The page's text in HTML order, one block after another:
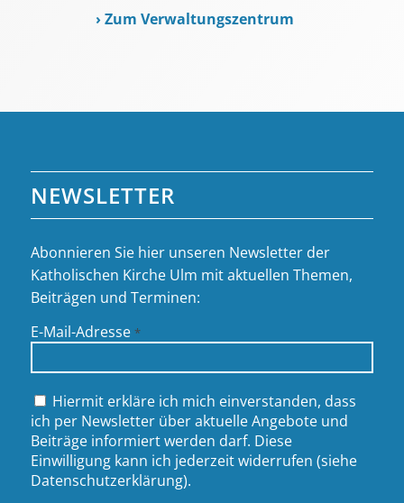
› Zum Verwaltungszentrum
NEWSLETTER
Abonnieren Sie hier unseren Newsletter der
Katholischen Kirche Ulm mit aktuellen Themen,
Beiträgen und Terminen:
E-Mail-Adresse *
Hiermit erkläre ich mich einverstanden, dass
ich per Newsletter über aktuelle Angebote und
Beiträge informiert werden darf. Diese
Einwilligung kann ich jederzeit widerrufen (siehe
Datenschutzerklärung).